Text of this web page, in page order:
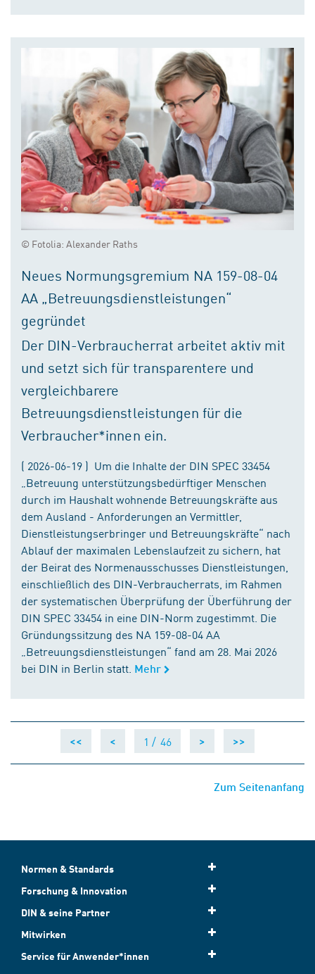
© Fotolia: Alexander Raths
Neues Normungsgremium NA 159-08-04
AA „Betreuungsdienstleistungen“
gegründet
Der DIN-Verbraucherrat arbeitet aktiv mit
und setzt sich für transparentere und
vergleichbarere
Betreuungsdienstleistungen für die
Verbraucher*innen ein.
( 2026-06-19 ) Um die Inhalte der DIN SPEC 33454
„Betreuung unterstützungsbedürftiger Menschen
durch im Haushalt wohnende Betreuungskräfte aus
dem Ausland - Anforderungen an Vermittler,
Dienstleistungserbringer und Betreuungskräfte“ nach
Ablauf der maximalen Lebenslaufzeit zu sichern, hat
der Beirat des Normenausschusses Dienstleistungen,
einschließlich des DIN-Verbraucherrats, im Rahmen
der systematischen Überprüfung der Überführung der
DIN SPEC 33454 in eine DIN-Norm zugestimmt. Die
Gründungssitzung des NA 159-08-04 AA
„Betreuungsdienstleistungen“ fand am 28. Mai 2026
bei DIN in Berlin statt. Mehr
<< < 1 / 46 > >>
Zum Seitenanfang
Normen & Standards
Forschung & Innovation
DIN & seine Partner
Mitwirken
Service für Anwender*innen